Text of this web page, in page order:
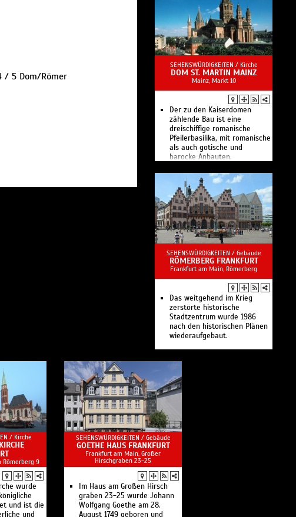
/ 5 Dom/Römer
SEHENSWÜRDIGKEITEN / Kirche
DOM ST. MARTIN MAINZ
Mainz, Markt 10
Der zu den Kaiserdomen
zählende Bau ist eine
dreischiffige romanische
Pfeilerbasilika, mit romanische
als auch gotische und
barocke Anbauten.
SEHENSWÜRDIGKEITEN / Gebäude
RÖMERBERG FRANKFURT
Frankfurt am Main, Römerberg
Das weitgehend im Krieg
zerstörte historische
Stadtzentrum wurde 1986
nach den historischen Plänen
wiederaufgebaut.
/ Kirche
Römerberg 9
wurde
und ist die
und
SEHENSWÜRDIGKEITEN / Gebäude
GOETHE HAUS FRANKFURT
Frankfurt am Main, Großer
Hirschgraben 23-25
Im Haus am Großen Hirsch
graben 23-25 wurde Johann
Wolfgang Goethe am 28.
August 1749 geboren und